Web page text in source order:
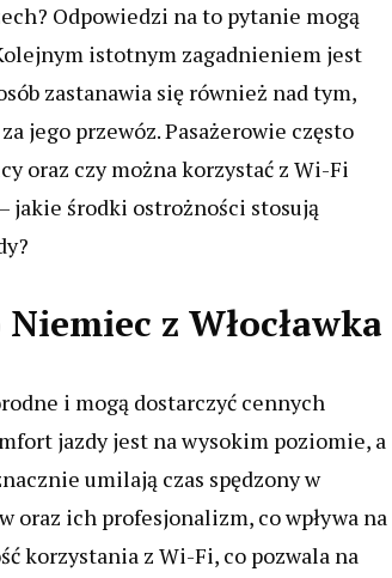
Odpowiedzi na to pytanie mogą
istotnym zagadnieniem jest
zastanawia się również nad tym,
jego przewóz. Pasażerowie często
oraz czy można korzystać z Wi-Fi
jakie środki ostrożności stosują
z Włocławka
i mogą dostarczyć cennych
jazdy jest na wysokim poziomie, a
umilają czas spędzony w
oraz ich profesjonalizm, co wpływa na
korzystania z Wi-Fi, co pozwala na